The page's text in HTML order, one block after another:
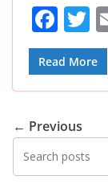
F
ac
e
b
o
o
k
T
itt
Read More
← Previous